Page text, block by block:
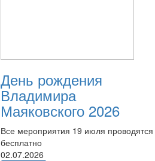
День рождения
Владимира
Маяковского 2026
Все мероприятия 19 июля проводятся
бесплатно
02.07.2026